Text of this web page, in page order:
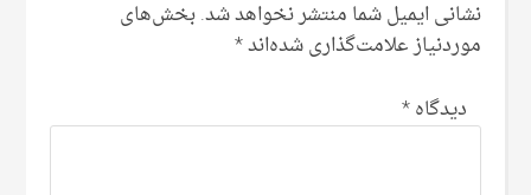
نشانی ایمیل شما منتشر نخواهد شد.بخش‌های
موردنیاز علامت‌گذاری شده‌اند*
دیدگاه*